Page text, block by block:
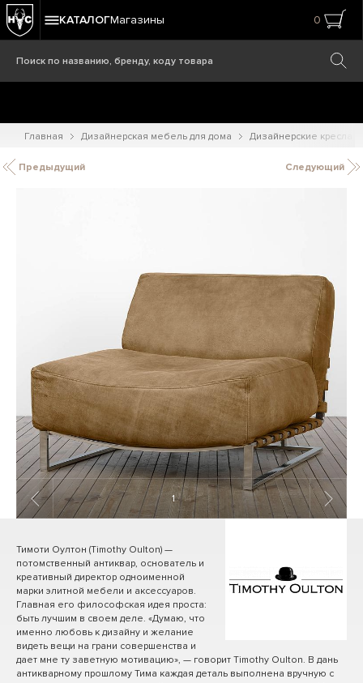
КАТАЛОГМагазины 0
Главная Дизайнерская мебель для дома Дизайнерские кресла
Предыдущий Следующий
1/ 14
Тимоти Оултон (Timothy Oulton) —
потомственный антиквар, основатель и
креативный директор одноименной
марки элитной мебели и аксессуаров.
Главная его философская идея проста:
быть лучшим в своем деле. «Думаю, что
именно любовь к дизайну и желание
видеть вещи на грани совершенства и
дает мне ту заветную мотивацию», — говорит Timothy Oulton. В дань
антикварному прошлому Тима каждая деталь выполнена вручную с